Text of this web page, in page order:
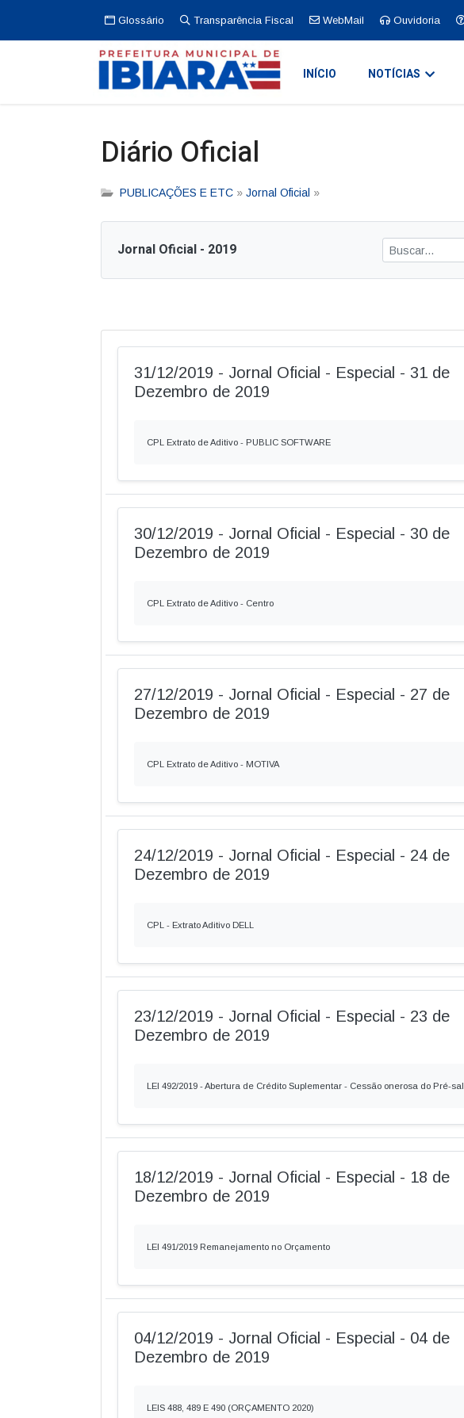
Glossário Transparência Fiscal WebMail Ouvidoria
INÍCIO NOTÍCIAS
Diário Oficial
PUBLICAÇÕES E ETC » Jornal Oficial »
Jornal Oficial - 2019
31/12/2019 - Jornal Oficial - Especial - 31 de
Dezembro de 2019
CPL Extrato de Aditivo - PUBLIC SOFTWARE
30/12/2019 - Jornal Oficial - Especial - 30 de
Dezembro de 2019
CPL Extrato de Aditivo - Centro
27/12/2019 - Jornal Oficial - Especial - 27 de
Dezembro de 2019
CPL Extrato de Aditivo - MOTIVA
24/12/2019 - Jornal Oficial - Especial - 24 de
Dezembro de 2019
CPL - Extrato Aditivo DELL
23/12/2019 - Jornal Oficial - Especial - 23 de
Dezembro de 2019
LEI 492/2019 - Abertura de Crédito Suplementar - Cessão onerosa do Pré-sal
18/12/2019 - Jornal Oficial - Especial - 18 de
Dezembro de 2019
LEI 491/2019 Remanejamento no Orçamento
04/12/2019 - Jornal Oficial - Especial - 04 de
Dezembro de 2019
LEIS 488, 489 E 490 (ORÇAMENTO 2020)